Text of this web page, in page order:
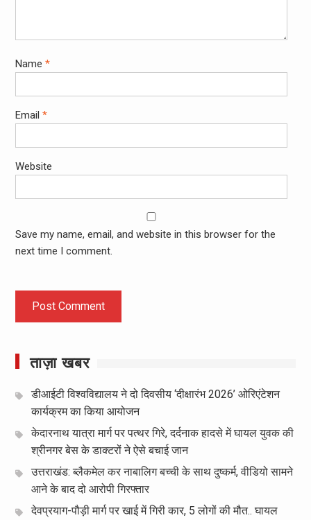
Name *
Email *
Website
Save my name, email, and website in this browser for the
next time I comment.
ताज़ा खबर
डीआईटी विश्वविद्यालय ने दो दिवसीय ‘दीक्षारंभ 2026’ ओरिएंटेशन
कार्यक्रम का किया आयोजन
केदारनाथ यात्रा मार्ग पर पत्थर गिरे, दर्दनाक हादसे में घायल युवक की
श्रीनगर बेस के डाक्टरों ने ऐसे बचाई जान
उत्तराखंड: ब्लैकमेल कर नाबालिग बच्ची के साथ दुष्कर्म, वीडियो सामने
आने के बाद दो आरोपी गिरफ्तार
देवप्रयाग-पौड़ी मार्ग पर खाई में गिरी कार, 5 लोगों की मौत.. घायल